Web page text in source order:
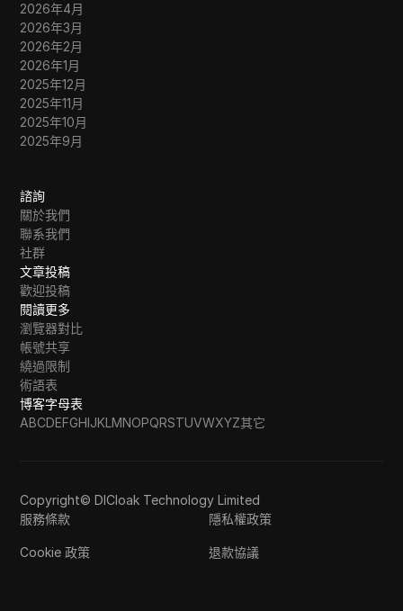
2026年4月
2026年3月
2026年2月
2026年1月
2025年12月
2025年11月
2025年10月
2025年9月
諮詢
關於我們
聯系我們
社群
文章投稿
歡迎投稿
閱讀更多
瀏覽器對比
帳號共享
繞過限制
術語表
博客字母表
ABCDEFGHIJKLMNOPQRSTUVWXYZ其它
Copyright© DICloak Technology Limited
服務條款
隱私權政策
Cookie 政策 退款協議